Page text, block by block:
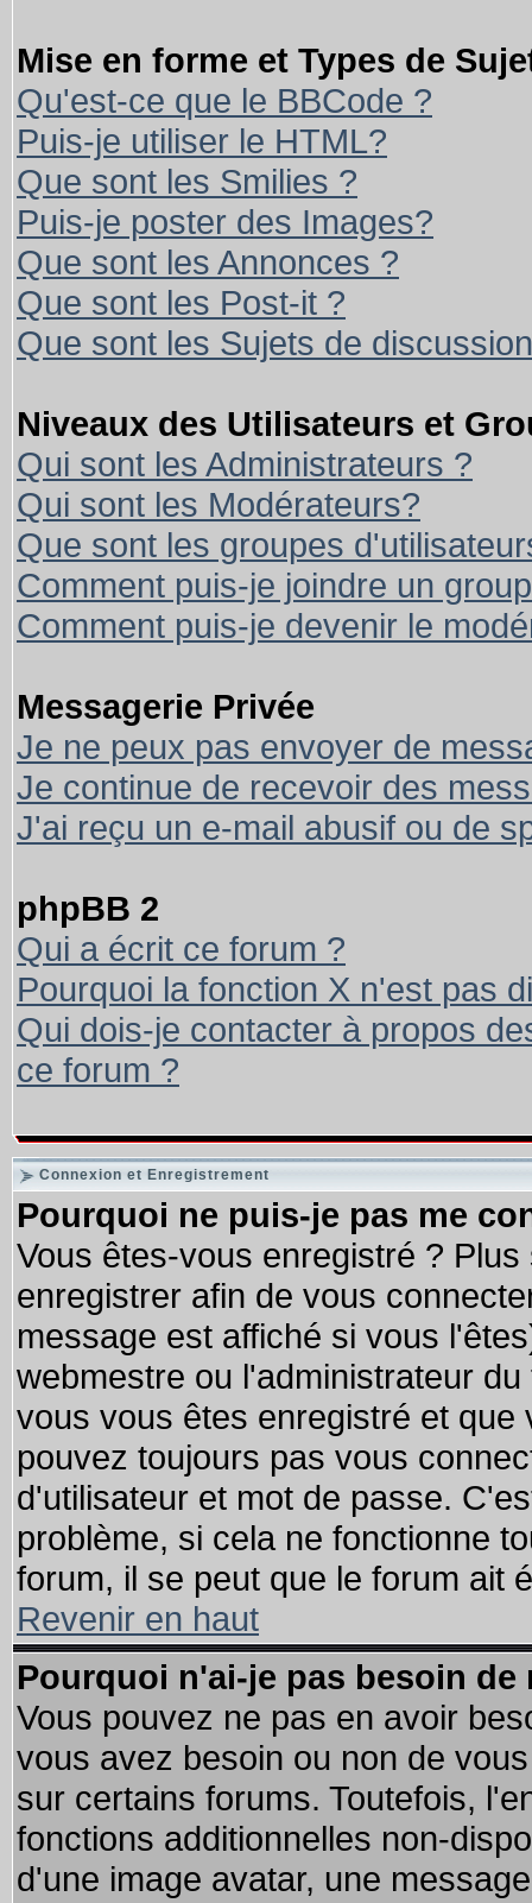
Mise en forme et Types de
Qu'est-ce que le BBCode ?
Puis-je utiliser le HTML?
Que sont les Smilies ?
Puis-je poster des Images?
Que sont les Annonces ?
Que sont les Post-it ?
Que sont les Sujets de
Niveaux des Utilisateurs et
Qui sont les Administrateurs ?
Qui sont les Modérateurs?
Que sont les groupes
Comment puis-je joindre un
Comment puis-je devenir le
Messagerie Privée
Je ne peux pas envoyer de
Je continue de recevoir des
J'ai reçu un e-mail abusif ou de
phpBB 2
Qui a écrit ce forum ?
Pourquoi la fonction X n'est pas
Qui dois-je contacter à propos
ce forum ?
Connexion et Enregistrement
Pourquoi ne puis-je pas me
Vous êtes-vous enregistré ?
enregistrer afin de vous
message est affiché si vous
webmestre ou l'administrateur
vous vous êtes enregistré et
pouvez toujours pas vous
d'utilisateur et mot de passe.
problème, si cela ne fonctionne
forum, il se peut que le forum ait
Revenir en haut
Pourquoi n'ai-je pas besoin de
Vous pouvez ne pas en avoir
vous avez besoin ou non de
sur certains forums. Toutefois,
fonctions additionnelles non-
d'une image avatar, une